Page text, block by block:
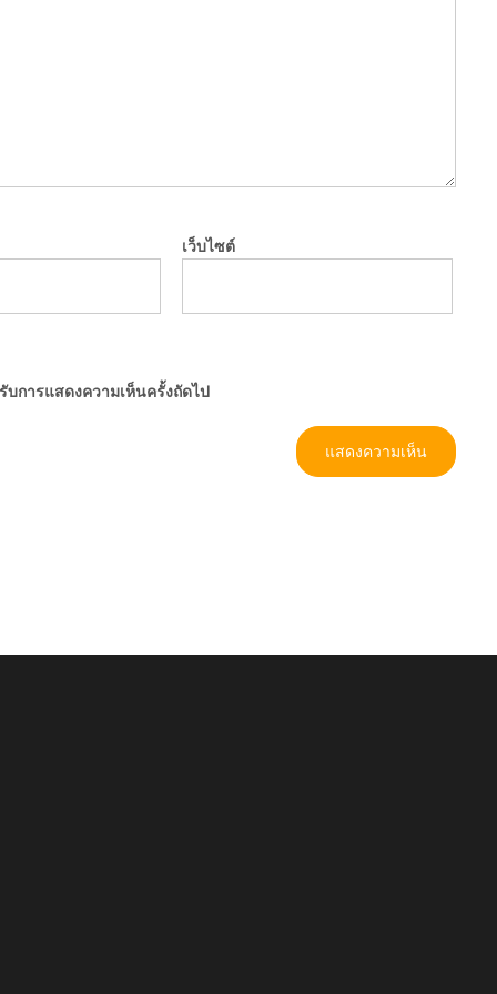
เว็บไซต์
การแสดงความเห็นครั้งถัดไป